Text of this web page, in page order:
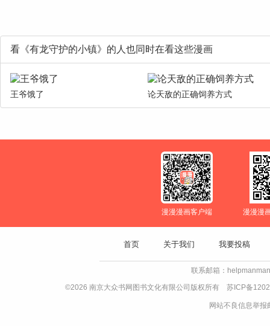
看《有龙守护的小镇》的人也同时在看这些漫画
王爷饿了 论天敌的正确饲养方式
漫漫漫画客户端 漫漫漫
首页 关于我们 我要投稿
联系邮箱：
©2026 南京大众书网图书文化有限公司版权所有 苏ICP备
网站不良信息举